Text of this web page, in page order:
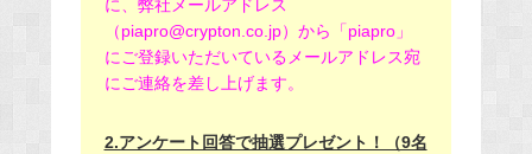
に、弊社メールアドレス
（piapro@crypton.co.jp）から「piapro」
にご登録いただいているメールアドレス宛
にご連絡を差し上げます。
2.アンケート回答で抽選プレゼント！（9名